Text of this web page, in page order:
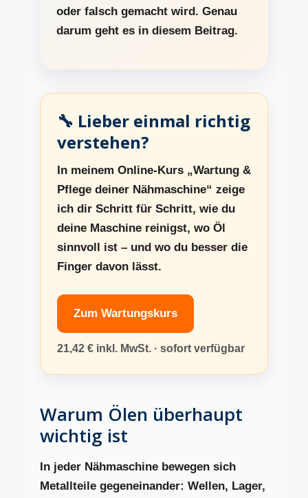
oder falsch gemacht wird. Genau
darum geht es in diesem Beitrag.
🔧 Lieber einmal richtig
verstehen?
In meinem Online-Kurs „Wartung &
Pflege deiner Nähmaschine“ zeige
ich dir Schritt für Schritt, wie du
deine Maschine reinigst, wo Öl
sinnvoll ist – und wo du besser die
Finger davon lässt.
Zum Wartungskurs
21,42 € inkl. MwSt. · sofort verfügbar
Warum Ölen überhaupt
wichtig ist
In jeder Nähmaschine bewegen sich
Metallteile gegeneinander: Wellen, Lager,